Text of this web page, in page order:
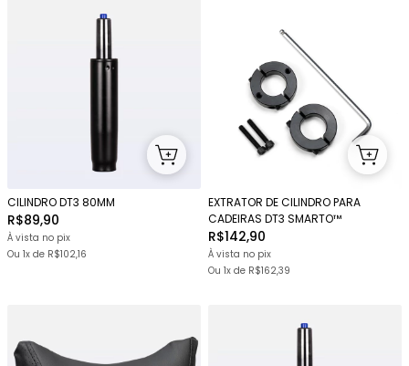
CILINDRO DT3 80MM
R$89,90
À vista no pix
Ou 1x de R$102,16
EXTRATOR DE CILINDRO PARA
CADEIRAS DT3 SMARTO™
R$142,90
À vista no pix
Ou 1x de R$162,39